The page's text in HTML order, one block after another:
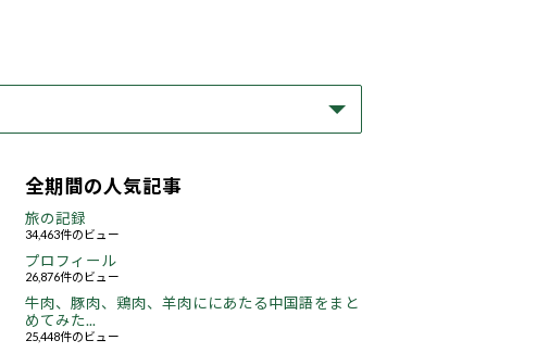
全期間の人気記事
旅の記録
34,463件のビュー
プロフィール
26,876件のビュー
牛肉、豚肉、鶏肉、羊肉ににあたる中国語をまと
めてみた...
25,448件のビュー